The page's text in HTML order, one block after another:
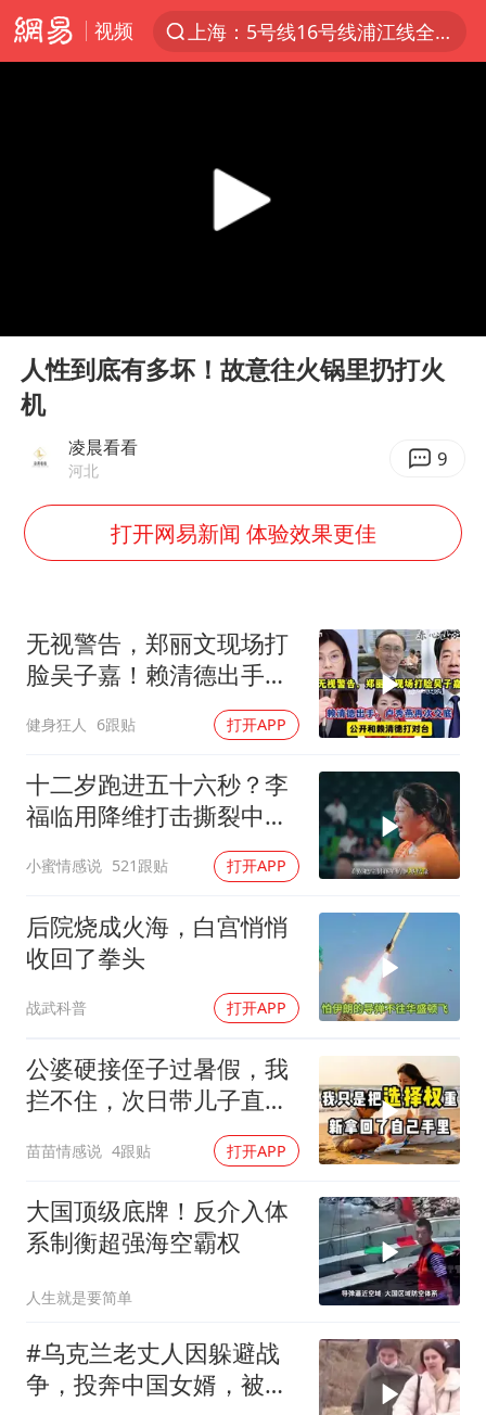
视频
上海：5号线16号线浦江线全线停运
白海豚逼近浙闽沿海
上门女婿出轨女邻居多年被判重婚罪
王艺迪无缘横滨赛决赛
2025年小学教师减少13.19万
上海大部迎大暴雨
《龙餐馆》 冲奖
构建更高水平的全民健身公共服务体系
Play
人性到底有多坏！故意往火锅里扔打火
机
凌晨看看
河北 9
打开网易新闻 体验效果更佳
无视警告，郑丽文现场打
脸吴子嘉！赖清德出手，
健身狂人 6跟贴 打开APP
十二岁跑进五十六秒？李
福临用降维打击撕裂中国
小蜜情感说 521跟贴 打开APP
后院烧成火海，白宫悄悄
收回了拳头
战武科普 打开APP
公婆硬接侄子过暑假，我
拦不住，次日带儿子直飞
苗苗情感说 4跟贴 打开APP
大国顶级底牌！反介入体
系制衡超强海空霸权
人生就是要简单
#乌克兰老丈人因躲避战
争，投奔中国女婿，被眼